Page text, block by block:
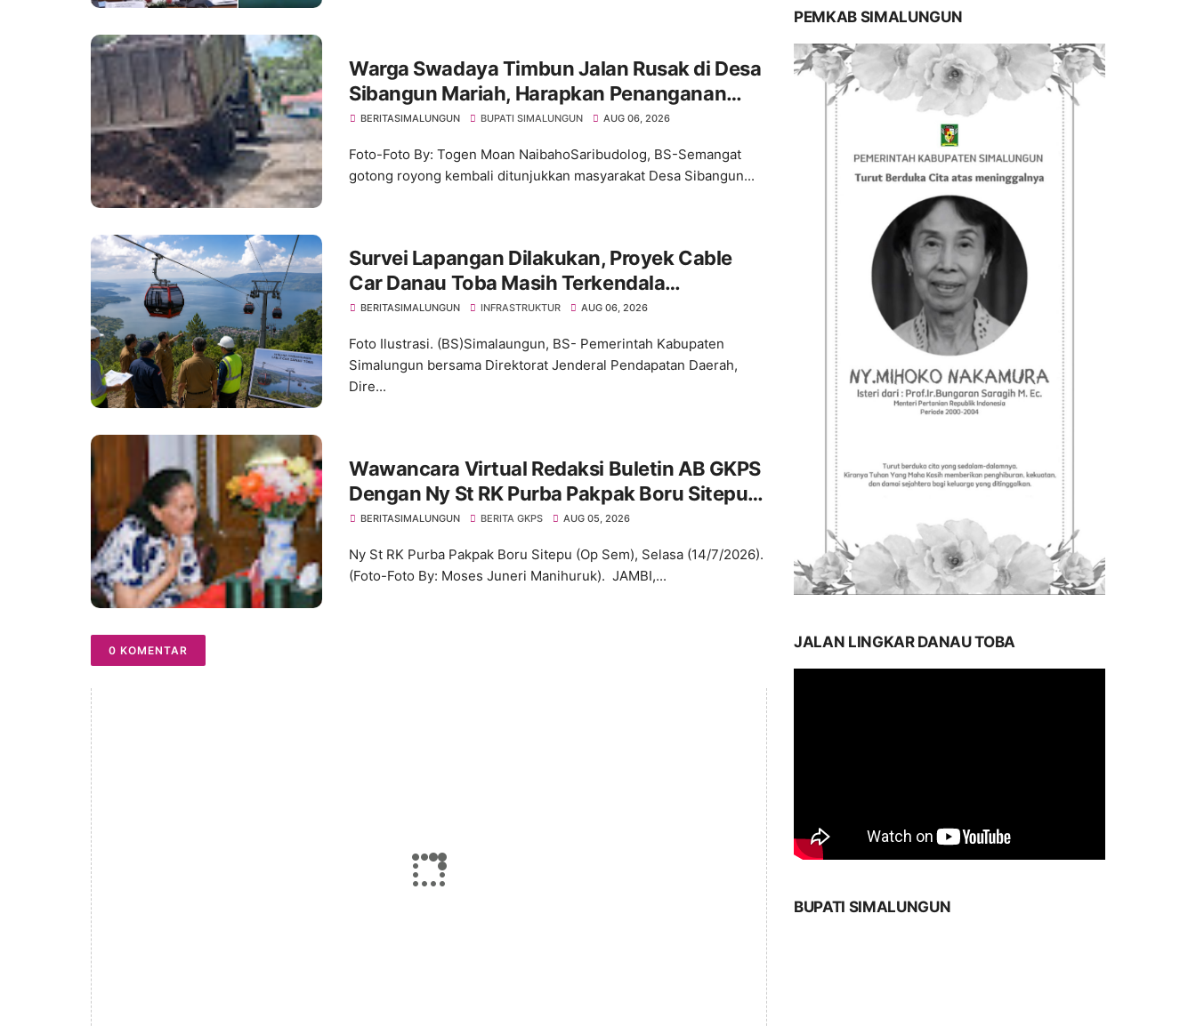
Warga Swadaya Timbun Jalan Rusak di Desa
Sibangun Mariah, Harapkan Penanganan
Permanen dari Pemerintah
BERITASIMALUNGUN BUPATI SIMALUNGUN AUG 06, 2026
Foto-Foto By: Togen Moan NaibahoSaribudolog, BS-Semangat
gotong royong kembali ditunjukkan masyarakat Desa Sibangun...
Survei Lapangan Dilakukan, Proyek Cable
Car Danau Toba Masih Terkendala
Pembebasan BPHTB di Sebagian Lahan
BERITASIMALUNGUN INFRASTRUKTUR AUG 06, 2026
Foto Ilustrasi. (BS)Simalaungun, BS- Pemerintah Kabupaten
Simalungun bersama Direktorat Jenderal Pendapatan Daerah,
Dire...
Wawancara Virtual Redaksi Buletin AB GKPS
Dengan Ny St RK Purba Pakpak Boru Sitepu
(Op Sem) "Bekerjalah Dengan Tulus"
BERITASIMALUNGUN BERITA GKPS AUG 05, 2026
Ny St RK Purba Pakpak Boru Sitepu (Op Sem), Selasa (14/7/2026).
(Foto-Foto By: Moses Juneri Manihuruk). JAMBI,...
0 KOMENTAR
PEMKAB SIMALUNGUN
JALAN LINGKAR DANAU TOBA
BUPATI SIMALUNGUN